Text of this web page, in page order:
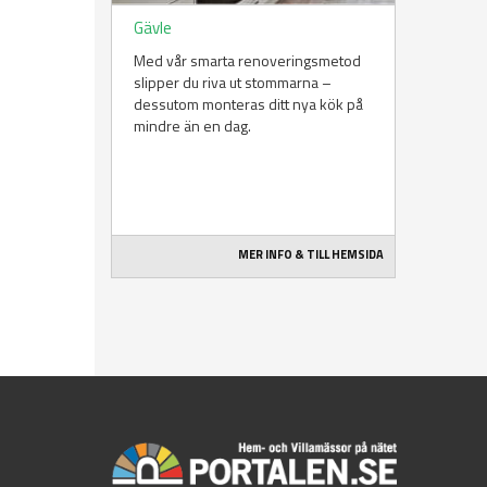
Gävle
Med vår smarta renoveringsmetod
slipper du riva ut stommarna –
dessutom monteras ditt nya kök på
mindre än en dag.
MER INFO & TILL HEMSIDA